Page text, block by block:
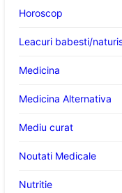
Horoscop
Leacuri babesti/
Medicina
Medicina Alternativa
Mediu curat
Noutati Medicale
Nutritie